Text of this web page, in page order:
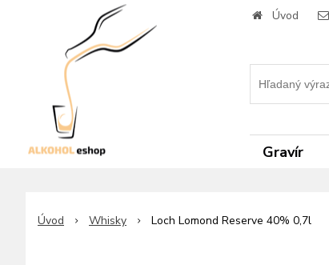
Úvod
Gravír
Úvod Whisky Loch Lomond Reserve 40% 0,7l